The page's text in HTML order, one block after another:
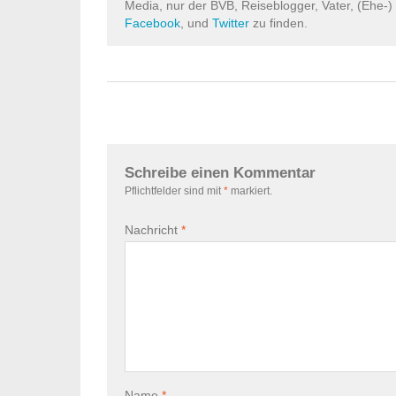
Media, nur der BVB, Reiseblogger, Vater,
Facebook, und Twitter zu finden.
Schreibe einen Kommentar
Pflichtfelder sind mit * markiert.
Nachricht *